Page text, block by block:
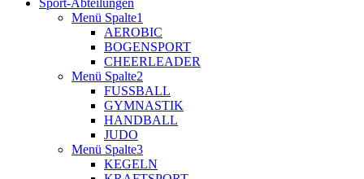
Sport-Abteilungen
Menü Spalte1
AEROBIC
BOGENSPORT
CHEERLEADER
Menü Spalte2
FUSSBALL
GYMNASTIK
HANDBALL
JUDO
Menü Spalte3
KEGELN